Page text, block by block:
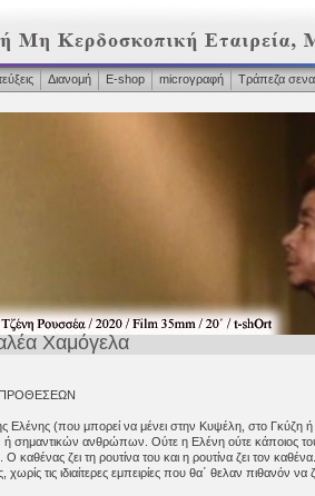
Διανομή Ε-shop microγραφή Τράπεζα
Χαμόγελα
Ελένης (που μπορεί να μένει στην Κυψέλη, στο Γκύζη
σημαντικών ανθρώπων. Ούτε η Ελένη ούτε κάποιος του
Ο καθένας ζει τη ρουτίνα του και η ρουτίνα ζει τον
χωρίς τις ιδιαίτερες εμπειρίες που θα΄ θελαν πιθανόν